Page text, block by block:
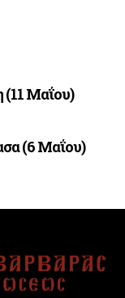
(11 Μαΐου)
(6 Μαΐου)